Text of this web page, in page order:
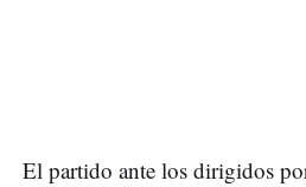
El partido ante los dirigidos